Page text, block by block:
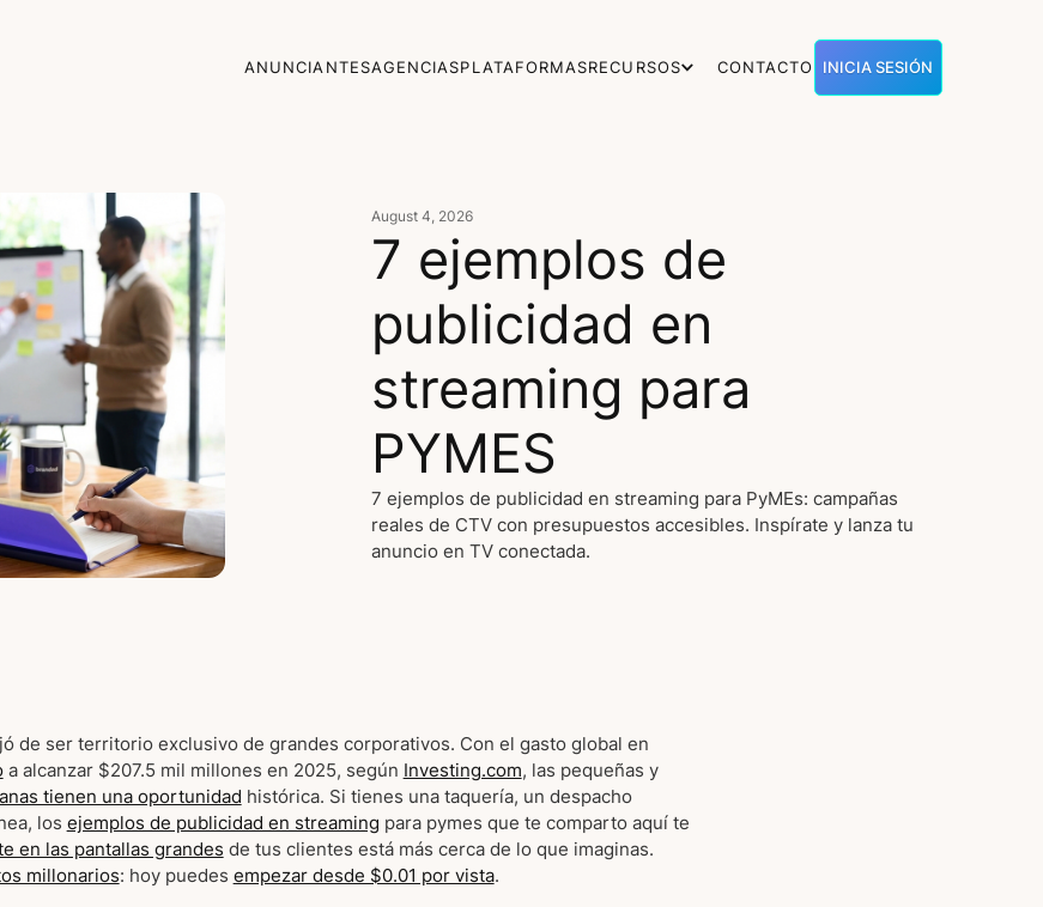
ANUNCIANTESAGENCIASPLATAFORMASRECURSOS CONTACTO INICIA SESIÓN
August 4, 2026
7 ejemplos de
publicidad en
streaming para
PYMES
7 ejemplos de publicidad en streaming para PyMEs: campañas
reales de CTV con presupuestos accesibles. Inspírate y lanza tu
anuncio en TV conectada.
de ser territorio exclusivo de grandes corporativos. Con el gasto global en
a alcanzar $207.5 mil millones en 2025, según Investing.com, las pequeñas y
tienen una oportunidad histórica. Si tienes una taquería, un despacho
los ejemplos de publicidad en streaming para pymes que te comparto aquí te
en las pantallas grandes de tus clientes está más cerca de lo que imaginas.
millonarios: hoy puedes empezar desde $0.01 por vista.